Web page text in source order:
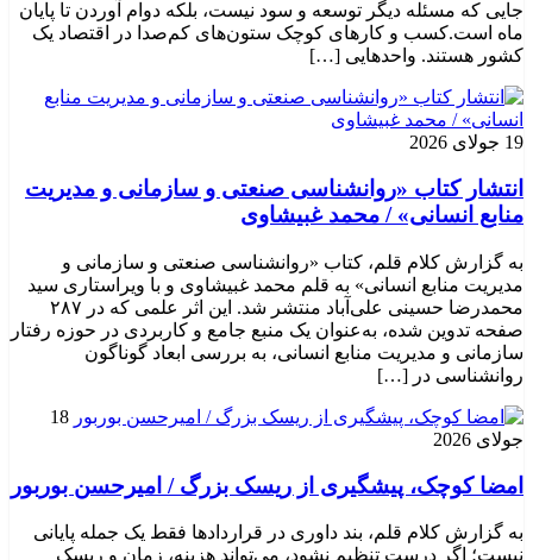
جایی که مسئله دیگر توسعه و سود نیست، بلکه دوام آوردن تا پایان
ماه است.کسب‌ و کارهای کوچک ستون‌های کم‌صدا در اقتصاد یک
کشور هستند. واحدهایی […]
19 جولای 2026
انتشار کتاب «روانشناسی صنعتی و سازمانی و مدیریت
منابع انسانی» / محمد غبیشاوی
به گزارش کلام قلم، کتاب «روانشناسی صنعتی و سازمانی و
مدیریت منابع انسانی» به قلم محمد غبیشاوی و با ویراستاری سید
محمدرضا حسینی علی‌آباد منتشر شد. این اثر علمی که در ۲۸۷
صفحه تدوین شده، به‌عنوان یک منبع جامع و کاربردی در حوزه رفتار
سازمانی و مدیریت منابع انسانی، به بررسی ابعاد گوناگون
روانشناسی در […]
18
جولای 2026
امضا کوچک، پیشگیری از ریسک بزرگ / امیرحسن بوربور
به گزارش کلام قلم، بند داوری در قراردادها فقط یک جمله پایانی
نیست؛ اگر درست تنظیم نشود، می‌تواند هزینه، زمان و ریسک